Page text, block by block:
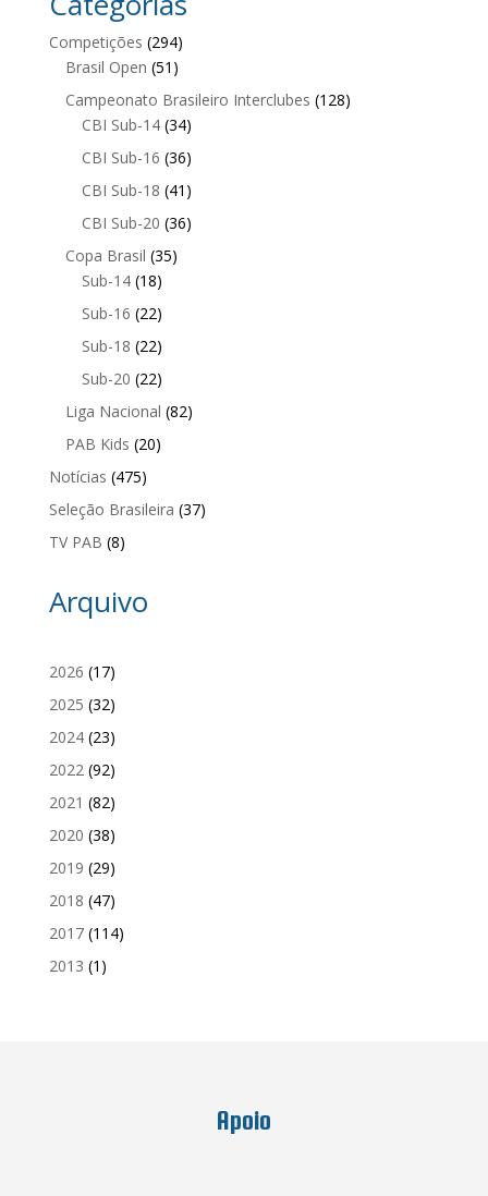
Competições (294)
Brasil Open (51)
Campeonato Brasileiro Interclubes (128)
CBI Sub-14(34)
CBI Sub-16 (36)
CBI Sub-18 (41)
CBI Sub-20 (36)
Copa Brasil (35)
Sub-14(18)
Sub-16 (22)
Sub-18 (22)
Sub-20 (22)
Liga Nacional (82)
PAB Kids (20)
Notícias (475)
Seleção Brasileira (37)
TV PAB (8)
Arquivo
2026 (17)
2025 (32)
2024(23)
2022 (92)
2021 (82)
2020 (38)
2019 (29)
2018 (47)
2017(114)
2013 (1)
Apoio